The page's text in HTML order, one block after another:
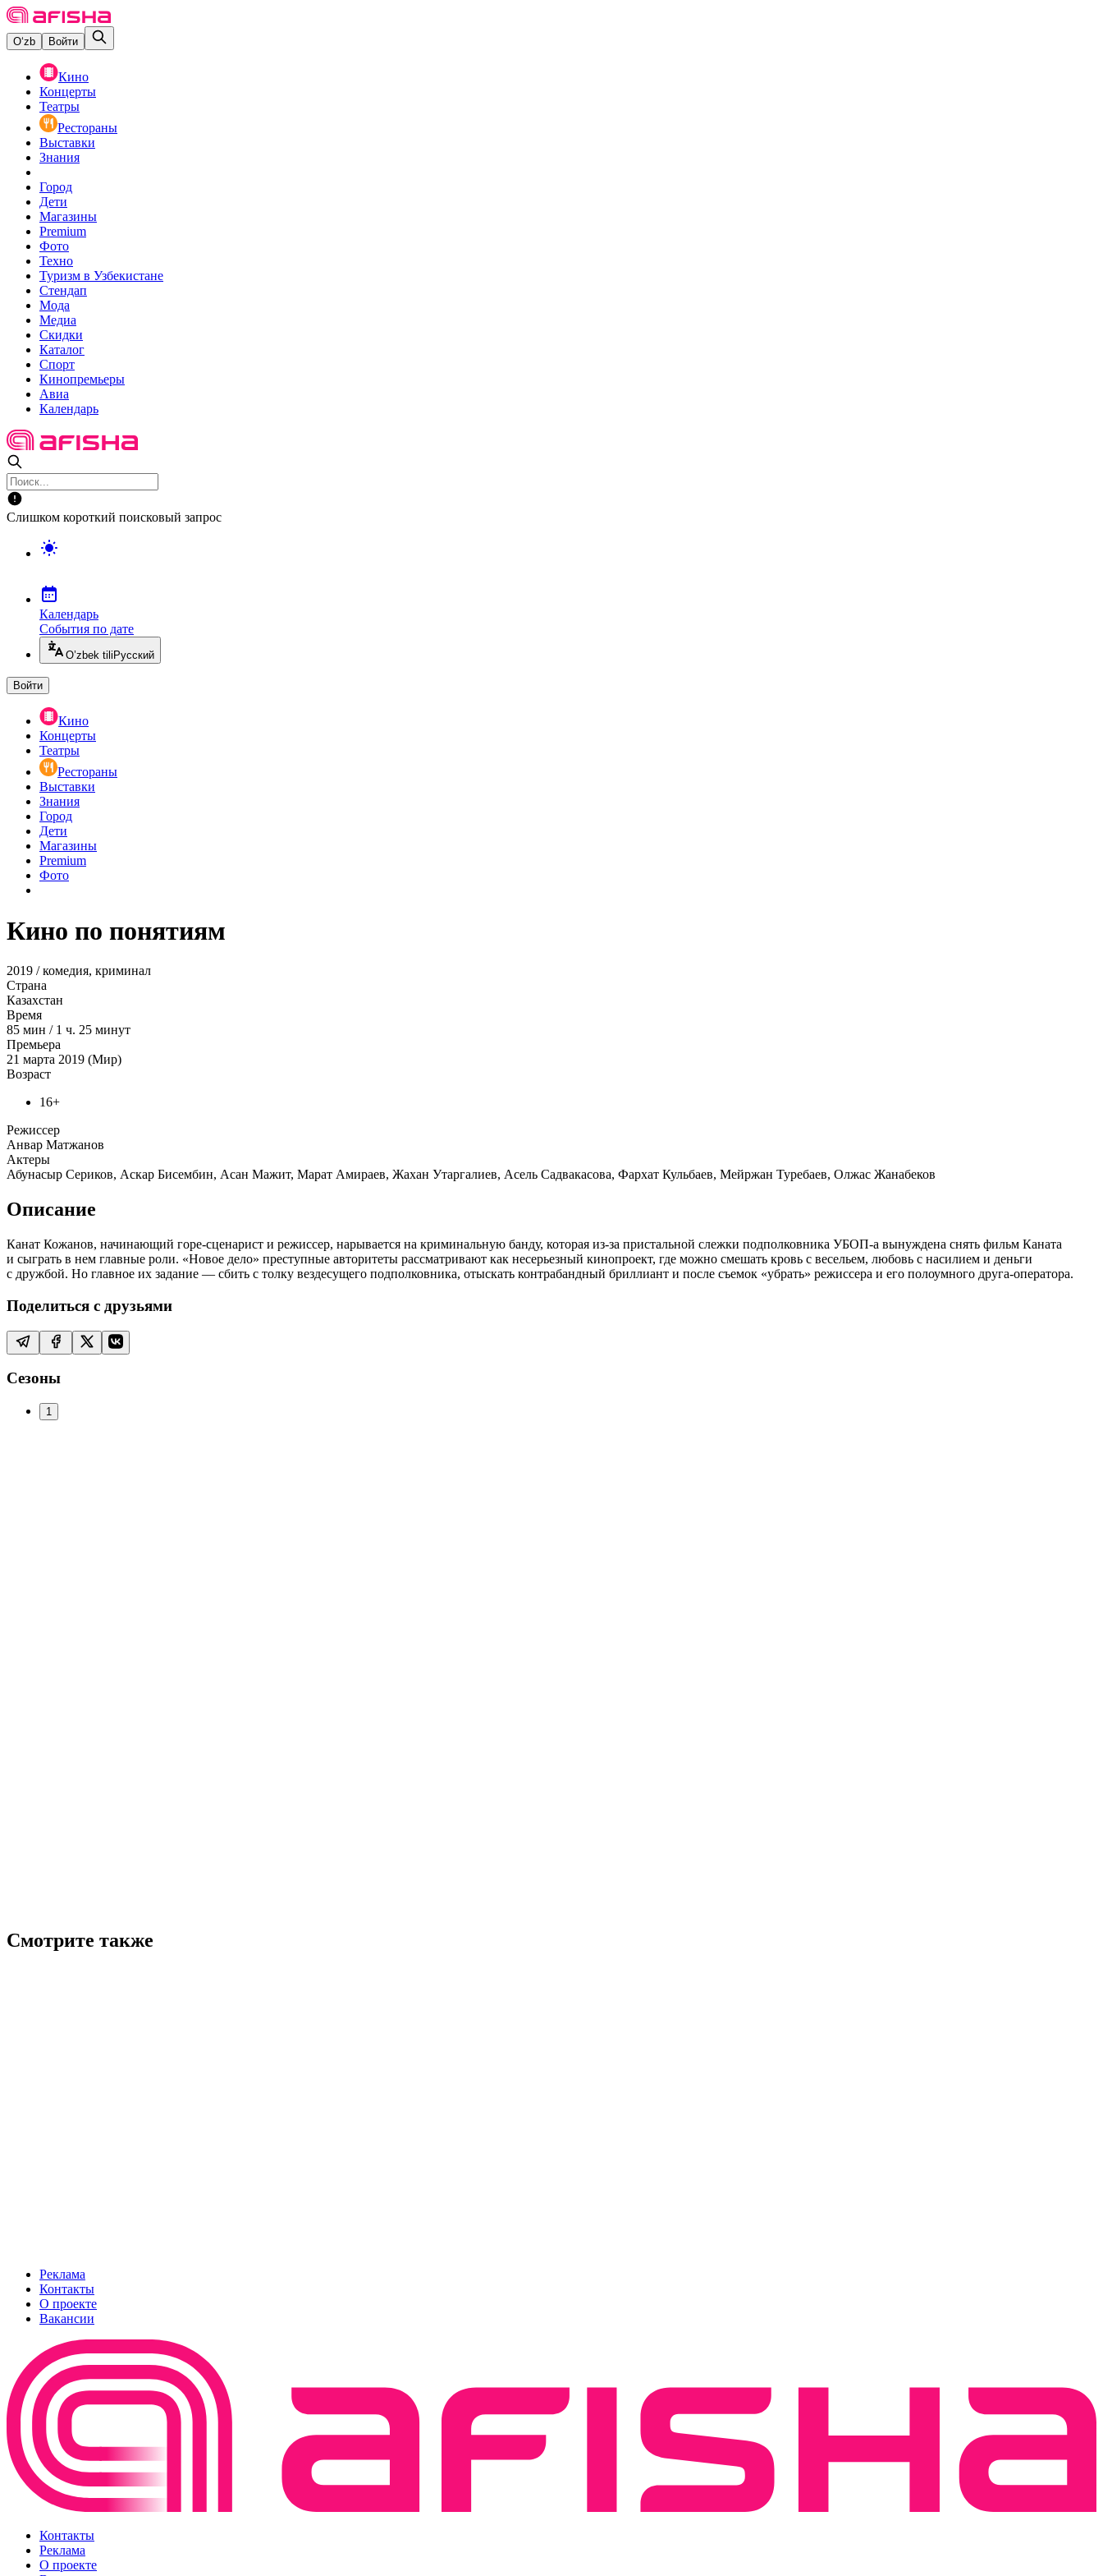
O‘zb Войти
Кино
Концерты
Театры
Рестораны
Выставки
Знания
Город
Дети
Магазины
Premium
Фото
Техно
Туризм в Узбекистане
Стендап
Мода
Медиа
Скидки
Каталог
Спорт
Кинопремьеры
Авиа
Календарь
Слишком короткий поисковый запрос
Календарь
События по дате
O’zbek tili Русский
Войти
Кино
Концерты
Театры
Рестораны
Выставки
Знания
Город
Дети
Магазины
Premium
Фото
Кино по понятиям
2019 / комедия, криминал
Страна
Казахстан
Время
85 мин / 1 ч. 25 минут
Премьера
21 марта 2019 (Мир)
Возраст
16+
Режиссер
Анвар Матжанов
Актеры
Абунасыр Сериков, Аскар Бисембин, Асан Мажит, Марат Амираев, Жахан Утаргалиев, Асель Садвакасова, Фархат Кульбаев, Мейржан Туребаев, Олжас Жанабеков
Описание
Канат Кожанов, начинающий горе-сценарист и режиссер, нарывается на криминальную банду, которая из-за пристальной слежки подполковника УБОП-а вынуждена снять фильм Каната
и сыграть в нем главные роли. «Новое дело» преступные авторитеты рассматривают как несерьезный кинопроект, где можно смешать кровь с весельем, любовь с насилием и деньги
с дружбой. Но главное их задание — сбить с толку вездесущего подполковника, отыскать контрабандный бриллиант и после съемок «убрать» режиссера и его полоумного друга-оператора.
Поделиться с друзьями
Сезоны
1
Смотрите также
Реклама
Контакты
О проекте
Вакансии
Контакты
Реклама
О проекте